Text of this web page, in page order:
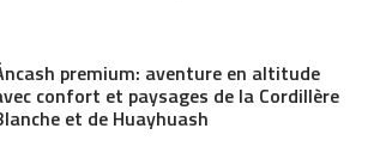
premium: aventure en altitude
confort et paysages de la Cordillère
et de Huayhuash